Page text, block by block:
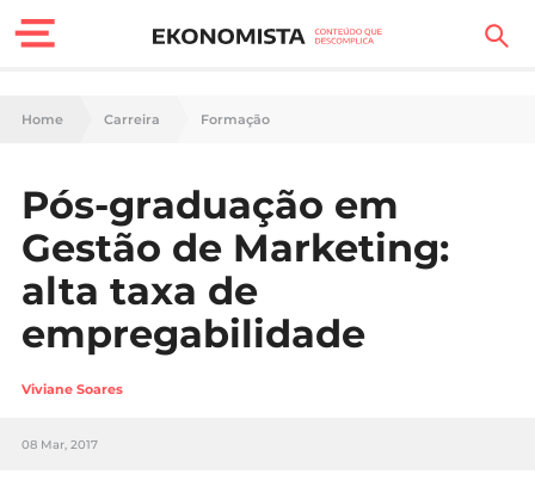
Finanças Pessoais
Carreira
Casa
Lifestyle
Sociedade
Tecnologia
Home Carreira Formação
Pós-graduação em
Gestão de Marketing:
alta taxa de
empregabilidade
Viviane Soares
08 Mar, 2017